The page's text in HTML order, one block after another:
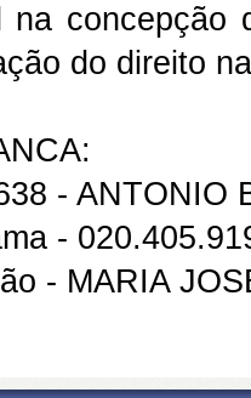
na concepção
do direito
- ANTONIO
-
- MARIA